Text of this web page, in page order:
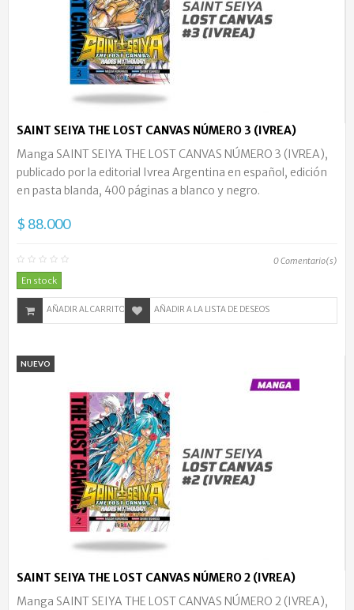
SAINT SEIYA THE LOST CANVAS NÚMERO 3 (IVREA)
Manga SAINT SEIYA THE LOST CANVAS NÚMERO 3 (IVREA),
publicado por la editorial Ivrea Argentina en español, edición
en pasta blanda, 400 páginas a blanco y negro.
$ 88.000
0Comentario(s)
En stock
AÑADIR AL CARRITO AÑADIR A LA LISTA DE DESEOS
NUEVO
SAINT SEIYA THE LOST CANVAS NÚMERO 2 (IVREA)
Manga SAINT SEIYA THE LOST CANVAS NÚMERO 2 (IVREA),